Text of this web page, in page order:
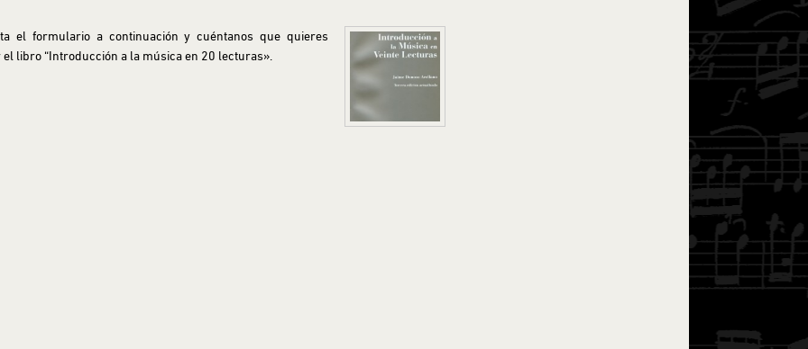
el formulario a continuación y cuéntanos que quieres
libro “Introducción a la música en 20 lecturas».